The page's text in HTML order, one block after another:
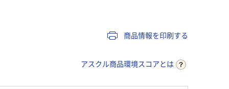
商品情報を印刷する
アスクル商品環境スコアとは